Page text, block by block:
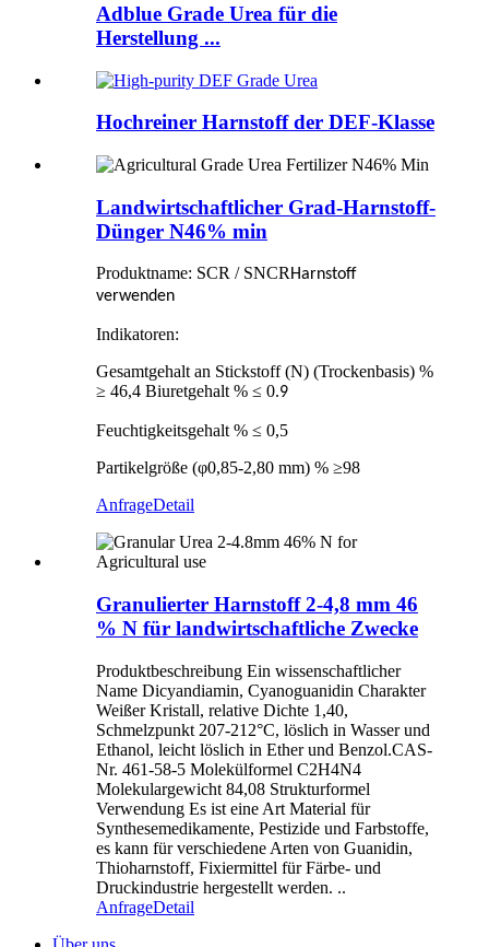
Adblue Grade Urea für die
Herstellung ...
Hochreiner Harnstoff der DEF-Klasse
Landwirtschaftlicher Grad-Harnstoff-
Dünger N46% min
Produktname: SCR / SNCRHarnstoff
verwenden
Indikatoren:
Gesamtgehalt an Stickstoff (N) (Trockenbasis) %
≥ 46,4 Biuretgehalt % ≤ 0.9
Feuchtigkeitsgehalt % ≤ 0,5
Partikelgröße (φ0,85-2,80 mm) % ≥98
AnfrageDetail
Granulierter Harnstoff 2-4,8 mm 46
% N für landwirtschaftliche Zwecke
Produktbeschreibung Ein wissenschaftlicher
Name Dicyandiamin, Cyanoguanidin Charakter
Weißer Kristall, relative Dichte 1,40,
Schmelzpunkt 207-212°C, löslich in Wasser und
Ethanol, leicht löslich in Ether und Benzol.CAS-
Nr. 461-58-5 Molekülformel C2H4N4
Molekulargewicht 84,08 Strukturformel
Verwendung Es ist eine Art Material für
Synthesemedikamente, Pestizide und Farbstoffe,
es kann für verschiedene Arten von Guanidin,
Thioharnstoff, Fixiermittel für Färbe- und
Druckindustrie hergestellt werden. ..
AnfrageDetail